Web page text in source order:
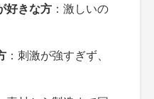
好きな方 ：激しいの
：刺激が強すぎず、